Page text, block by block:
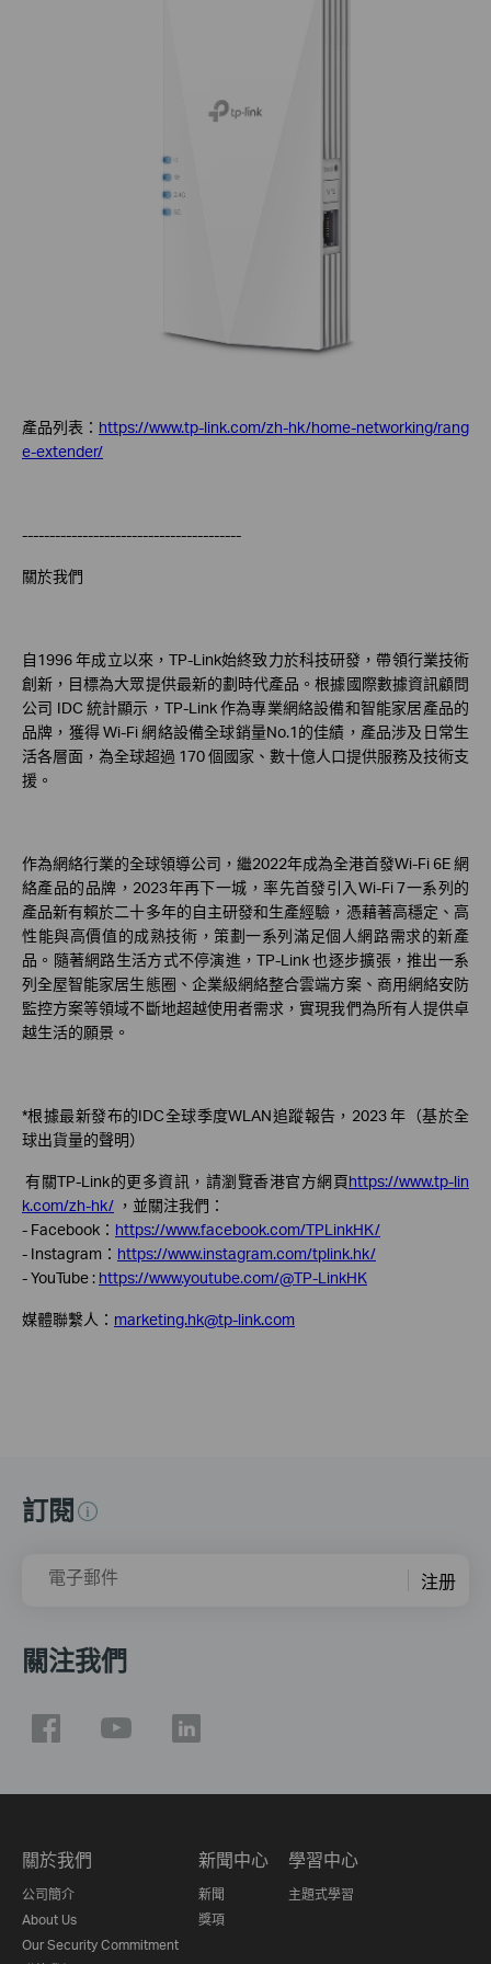
產品列表： https://www.tp-link.com/zh-hk/home-networking/rang
e-extender/
----------------------------------------
關於我們
自1996 年成立以來，TP-Link始終致力於科技研發，帶領行業技術
創新，目標為大眾提供最新的劃時代產品。根據國際數據資訊顧問
公司 IDC 統計顯示，TP-Link 作為專業網絡設備和智能家居產品的
品牌，獲得 Wi-Fi 網絡設備全球銷量No.1的佳績，產品涉及日常生
活各層面，為全球超過 170 個國家、數十億人口提供服務及技術支
援。
作為網絡行業的全球領導公司，繼2022年成為全港首發Wi-Fi 6E 網
絡產品的品牌，2023年再下一城，率先首發引入Wi-Fi 7一系列的
產品新有賴於二十多年的自主研發和生產經驗，憑藉著高穩定、高
性能與高價值的成熟技術，策劃一系列滿足個人網路需求的新產
品。隨著網路生活方式不停演進，TP-Link 也逐步擴張，推出一系
列全屋智能家居生態圈、企業級網絡整合雲端方案、商用網絡安防
監控方案等領域不斷地超越使用者需求，實現我們為所有人提供卓
越生活的願景。
*根據最新發布的IDC全球季度WLAN追蹤報告，2023 年（基於全
球出貨量的聲明）
有關TP-Link的更多資訊，請瀏覽香港官方網頁https://www.tp-lin
k.com/zh-hk/ ，並關注我們：
- Facebook： https://www.facebook.com/TPLinkHK/
- Instagram： https://www.instagram.com/tplink.hk/
- YouTube : https://www.youtube.com/@TP-LinkHK
媒體聯繫人： marketing.hk@tp-link.com
訂閱
電子郵件 注册
關注我們
關於我們
公司簡介
About Us
Our Security Commitment
新聞中心
新聞
獎項
學習中心
主題式學習